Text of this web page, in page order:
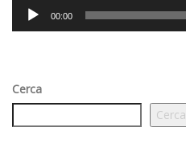
00:00
Cerca
Cerca